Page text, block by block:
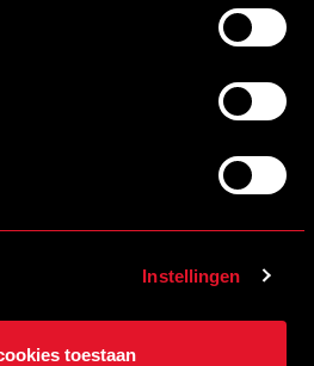
Instellingen
toestaan
DAVID GOLVERDINGEN, DIE